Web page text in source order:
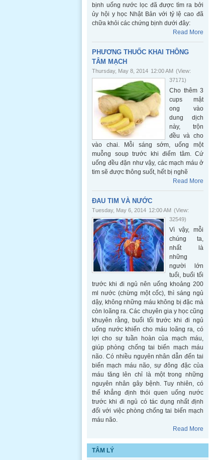
bịnh uống nước lọc đã được tìm ra bởi
ủy hội y học Nhật Bản với tỷ lệ cao đã
chữa khỏi các chứng bịnh dưới đây:
Read More
PHƯƠNG THUỐC KHAI THÔNG
TÂM MẠCH
Thursday, May 8, 2014 12:00 AM (View:
37171)
Cho thêm 3
cups mật
ong vào
dung dịch
này, trộn
đều và cho
vào chai. Mỗi sáng sớm, uống một
muỗng soup trước khi điểm tâm. Cứ
uống đều đặn như vậy, các mạch máu ở
tim sẽ được thông suốt, hết bị nghẽ
Read More
ĐAU TIM VÀ NƯỚC
Tuesday, May 6, 2014 12:00 AM (View:
32549)
Vì vậy, mỗi
chúng ta,
nhất là
những
người lớn
tuổi, buổi tối
trước khi đi ngủ nên uống khoảng 200
ml nước (chừng một cốc), thì sáng ngủ
dậy, không những máu không bị đặc mà
còn loãng ra. Các chuyên gia y học cũng
khuyên rằng, buổi tối trước khi đi ngủ
uống nước khiến cho máu loãng ra, có
lợi cho sự tuần hoàn của mạch máu,
giúp phòng chống tai biến mạch máu
não. Có nhiều nguyên nhân dẫn đến tai
biến mạch máu não, sự đông đặc của
máu tăng lên chỉ là một trong những
nguyên nhân gây bệnh. Tuy nhiên, có
thể khẳng định thói quen uống nước
trước khi đi ngủ có tác dụng nhất định
đối với việc phòng chống tai biến mạch
máu não.
Read More
TÂM LÝ